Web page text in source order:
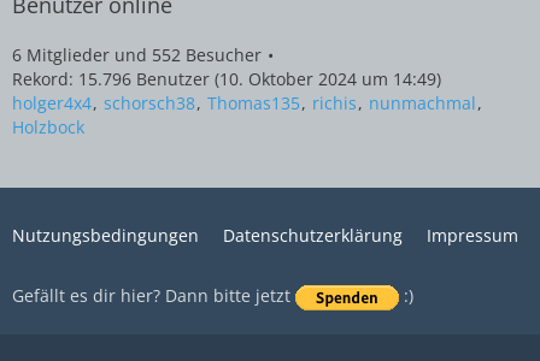
6 Mitglieder und 552 Besucher
Rekord: 15.796 Benutzer (10. Oktober 2024 um 14:49)
holger4x4 schorsch38 Thomas135 richis
nunmachmal
Holzbock
Nutzungsbedingungen Datenschutzerklärung Impressum
Gefällt es dir hier? Dann bitte jetzt :)